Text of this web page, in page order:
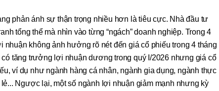
phản ánh sự thận trọng nhiều hơn là tiêu cực. Nhà đầu tư
tổng thể mà nhìn vào từng “ngách” doanh nghiệp. Trong 4
nhuận không ảnh hưởng rõ nét đến giá cổ phiếu trong 4 tháng
tăng trưởng lợi nhuận dương trong quý I/2026 nhưng giá cổ
ví dụ như ngành hàng cá nhân, ngành gia dụng, ngành thực
Ngược lại, một số ngành lợi nhuận giảm mạnh nhưng kỳ